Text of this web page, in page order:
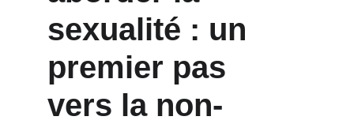
sexualité : un
premier pas
vers la non-